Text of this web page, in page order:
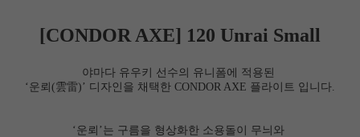
[CONDOR AXE] 120 Unrai Small
야마다 유우키 선수의 유니폼에 적용된
‘운뢰(雲雷)’ 디자인을 채택한 CONDOR AXE 플라이트 입니다.
‘운뢰’는 구름을 형상화한 소용돌이 무늬와